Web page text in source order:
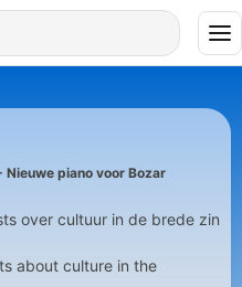
Nieuwe piano voor Bozar
over cultuur in de brede zin
about culture in the